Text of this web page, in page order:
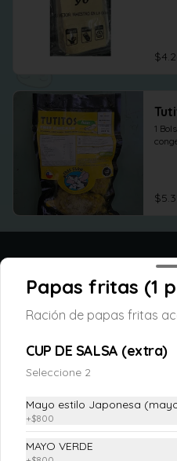
1
Conócenos
Papas fritas (1
Ración de papas fritas
CUP DE SALSA (extra)
Seleccione 2
Mayo estilo Japonesa
+$800
MAYO VERDE